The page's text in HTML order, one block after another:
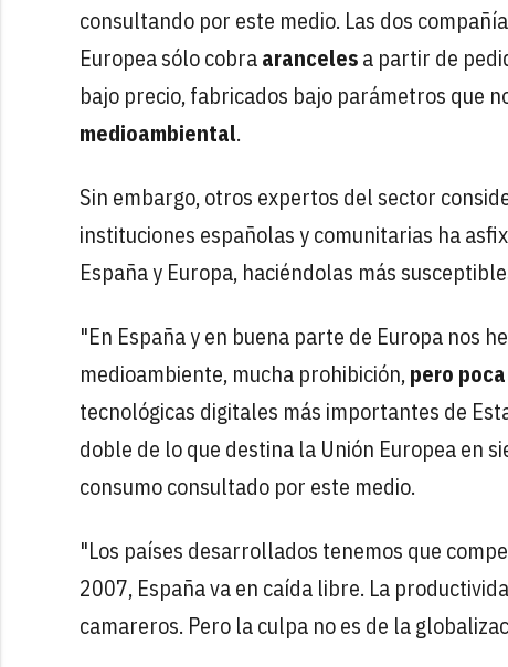
consultando por este medio. Las dos
Europea sólo cobraarancelesa partir de
bajo precio, fabricados bajo parámetros que
medioambiental.
Sin embargo, otros expertos del sector
instituciones españolas y comunitarias ha
España y Europa, haciéndolas más
"En España y en buena parte de Europa nos
medioambiente, mucha prohibición,pero
tecnológicas digitales más importantes de
doble de lo que destina la Unión Europea en
consumo consultado por este medio.
"Los países desarrollados tenemos que
2007, España va en caída libre. La
camareros. Pero la culpa no es de la